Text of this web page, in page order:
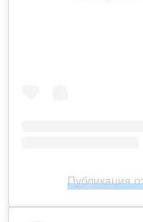
Публикация